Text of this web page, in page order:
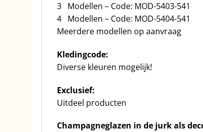
3 Modellen – Code: MOD-5403-541
4 Modellen – Code: MOD-5404-541
Meerdere modellen op aanvraag
Kledingcode:
Diverse kleuren mogelijk!
Exclusief:
Uitdeel producten
Champagneglazen in de jurk als